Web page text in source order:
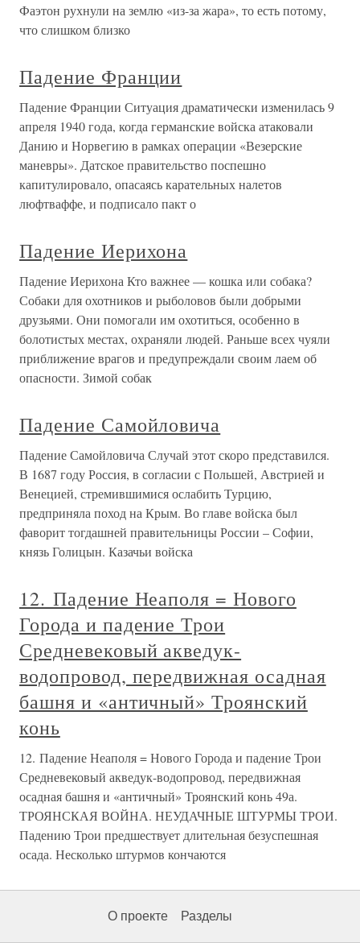
Фаэтон рухнули на землю «из-за жара», то есть потому,
что слишком близко
Падение Франции
Падение Франции Ситуация драматически изменилась 9
апреля 1940 года, когда германские войска атаковали
Данию и Норвегию в рамках операции «Везерские
маневры». Датское правительство поспешно
капитулировало, опасаясь карательных налетов
люфтваффе, и подписало пакт о
Падение Иерихона
Падение Иерихона Кто важнее — кошка или собака?
Собаки для охотников и рыболовов были добрыми
друзьями. Они помогали им охотиться, особенно в
болотистых местах, охраняли людей. Раньше всех чуяли
приближение врагов и предупреждали своим лаем об
опасности. Зимой собак
Падение Самойловича
Падение Самойловича Случай этот скоро представился.
В 1687 году Россия, в согласии с Польшей, Австрией и
Венецией, стремившимися ослабить Турцию,
предприняла поход на Крым. Во главе войска был
фаворит тогдашней правительницы России – Софии,
князь Голицын. Казачьи войска
12. Падение Неаполя = Нового
Города и падение Трои
Средневековый акведук-
водопровод, передвижная осадная
башня и «античный» Троянский
конь
12. Падение Неаполя = Нового Города и падение Трои
Средневековый акведук-водопровод, передвижная
осадная башня и «античный» Троянский конь 49а.
ТРОЯНСКАЯ ВОЙНА. НЕУДАЧНЫЕ ШТУРМЫ ТРОИ.
Падению Трои предшествует длительная безуспешная
осада. Несколько штурмов кончаются
О проекте Разделы